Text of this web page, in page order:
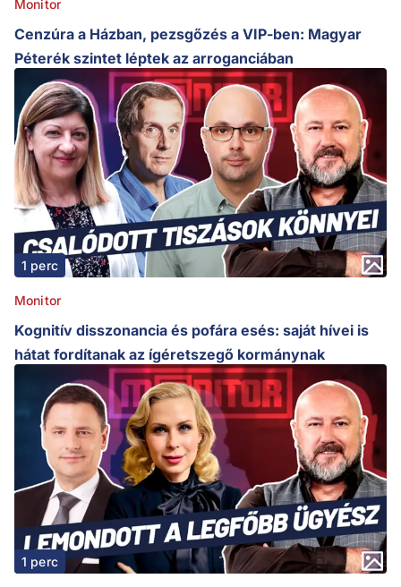
Monitor
Cenzúra a Házban, pezsgőzés a VIP-ben: Magyar
Péterék szintet léptek az arroganciában
1 perc
Monitor
Kognitív disszonancia és pofára esés: saját hívei is
hátat fordítanak az ígéretszegő kormánynak
1 perc